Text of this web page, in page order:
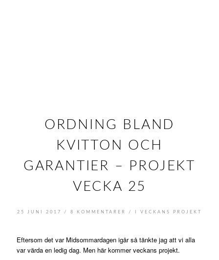
ORDNING BLAND
KVITTON OCH
GARANTIER – PROJEKT
VECKA 25
25 JUNI 2017 / 8 KOMMENTARER / VECKANS PROJEKT
Eftersom det var Midsommardagen igår så tänkte jag att vi alla
var värda en ledig dag. Men här kommer veckans projekt.